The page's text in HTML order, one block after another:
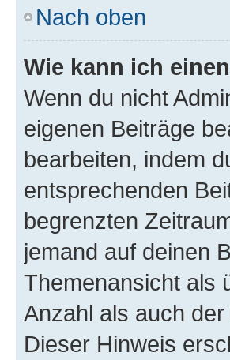
Nach oben
Wie kann ich
Wenn du nicht
eigenen Beiträge
bearbeiten, indem
entsprechenden
begrenzten
jemand auf deinen
Themenansicht als
Anzahl als auch
Dieser Hinweis